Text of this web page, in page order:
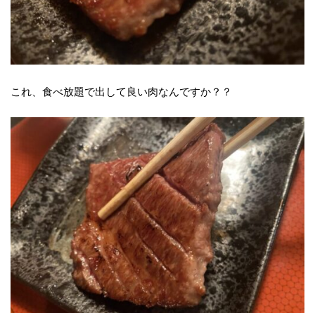
これ、食べ放題で出して良い肉なんですか？？